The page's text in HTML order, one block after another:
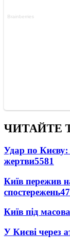
ЧИТАЙТЕ
Удар по Києву:
жертви5581
Київ пережив
спостережень
Київ під
У Києві через